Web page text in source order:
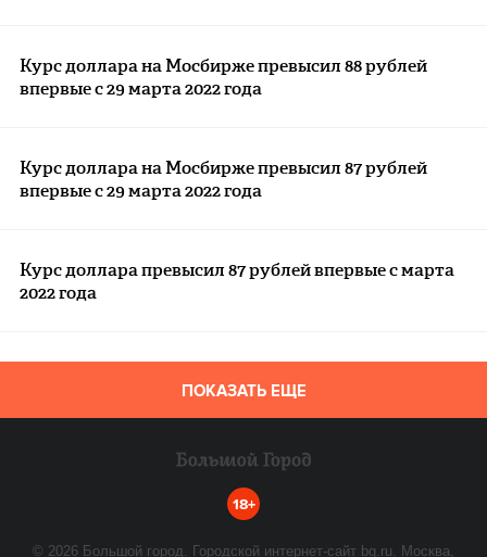
Курс доллара на Мосбирже превысил 88 рублей
впервые с 29 марта 2022 года
Курс доллара на Мосбирже превысил 87 рублей
впервые с 29 марта 2022 года
Курс доллара превысил 87 рублей впервые с марта
2022 года
ПОКАЗАТЬ ЕЩЕ
18+
© 2026 Большой город. Городской интернет-сайт bg.ru. Москва,